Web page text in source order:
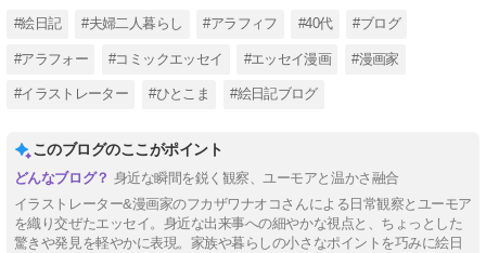
#絵日記 #夫婦二人暮らし #アラフィフ #40代 #ブログ
#アラフォー #コミックエッセイ #エッセイ漫画 #漫画家
#イラストレーター #ひとこま #絵日記ブログ
このブログのここがポイント
身近な瞬間を鋭く観察、ユーモアと温かさ融合
イラストレーター&漫画家のフカザワナオコさんによる日常観察とユーモア
を織り交ぜたエッセイ。身近な出来事への細やかな視点と、ちょっとした
驚きや発見を軽やかに表現。家族や暮らしの小さなポイントを巧みに絵日